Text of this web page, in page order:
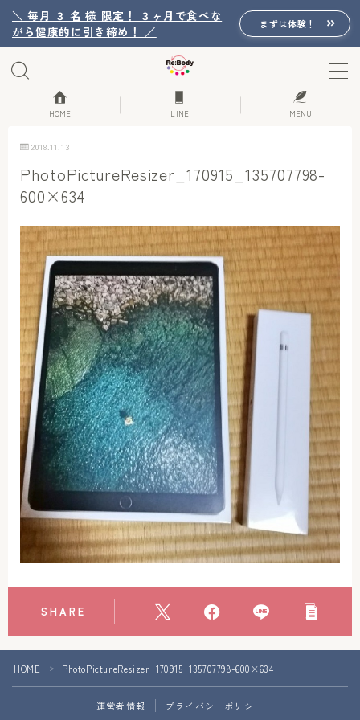
＼ 毎月 ３ 名 様 限定！ ３ヶ月で食べな
がら健康的に引き締め！ ／
まずは体験！
MENU
Re:Bodyの想い
初回体験詳細
Re:Bodyのメニュー
記事カテゴリー一覧
プロフィール
アクセス
お問い合わせ
HOME LINE MENU
2018.11.13
PhotoPictureResizer_170915_135707798-
600×634
SHARE
HOME ＞ PhotoPictureResizer_170915_135707798-600×634
運営者情報 プライバシーポリシー